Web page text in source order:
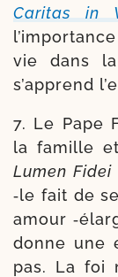
Caritas in
vie dans
s’apprend
7. Le Pape
la famille
Lumen Fidei
‑le fait de
amour
donne une
pas. La foi